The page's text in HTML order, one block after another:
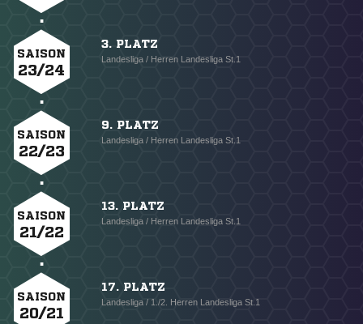
SAISON
23/24
3. PLATZ
Landesliga / Herren Landesliga St.1
SAISON
22/23
9. PLATZ
Landesliga / Herren Landesliga St.1
SAISON
21/22
13. PLATZ
Landesliga / Herren Landesliga St.1
SAISON
20/21
17. PLATZ
Landesliga / 1./2. Herren Landesliga St.1